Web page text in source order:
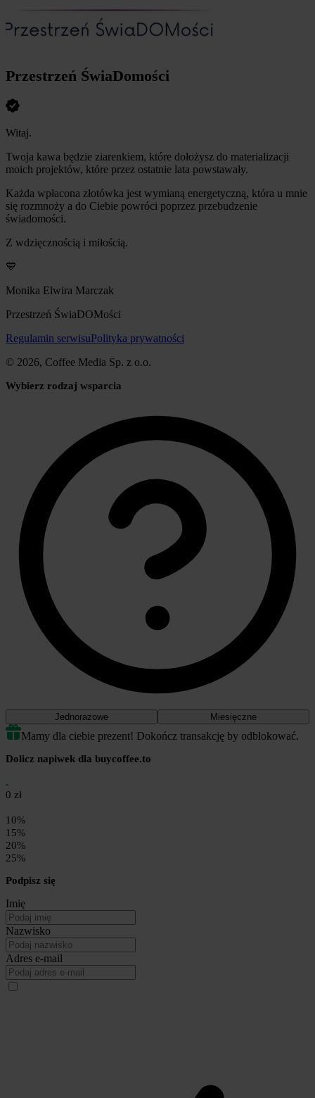
Przestrzeń ŚwiaDomości
Witaj.
Twoja kawa będzie ziarenkiem, które dołożysz do materializacji
moich projektów, które przez ostatnie lata powstawały.
Każda wpłacona złotówka jest wymianą energetyczną, która u mnie
się rozmnoży a do Ciebie powróci poprzez przebudzenie
świadomości.
Z wdzięcznością i miłością.
💙
Monika Elwira Marczak
Przestrzeń ŚwiaDOMości
Regulamin serwisuPolityka prywatności
© 2026, Coffee Media Sp. z o.o.
Wybierz rodzaj wsparcia
Jednorazowe Miesięczne
Mamy dla ciebie prezent! Dokończ transakcję by odblokować.
Dolicz napiwek dla buycoffee.to
0 zł
10%
15%
20%
25%
Podpisz się
Imię
Nazwisko
Adres e-mail